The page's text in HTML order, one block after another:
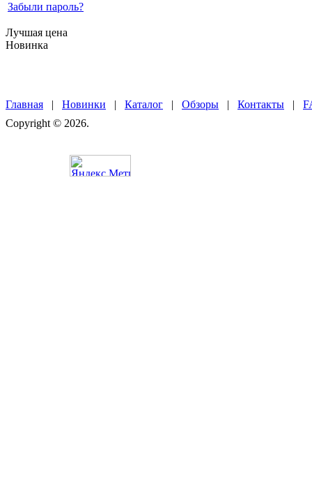
Забыли пароль?
Лучшая цена
Новинка
Главная | Новинки | Каталог | Обзоры | Контакты |
Copyright © 2026.